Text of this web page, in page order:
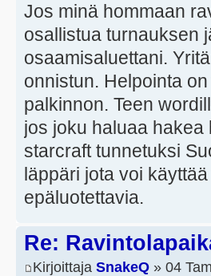
Jos minä hommaan
osallistua turnauksen
osaamisaluettani.
onnistun. Helpointa
palkinnon. Teen
jos joku haluaa
starcraft tunnetuksi
läppäri jota voi
epäluotettavia.
Re:
Kirjoittaja SnakeQ » 04